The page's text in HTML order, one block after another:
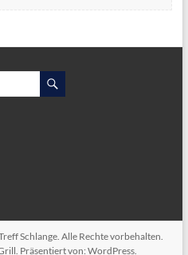
Schlange. Alle Rechte vorbehalten.
Präsentiert von: WordPress.